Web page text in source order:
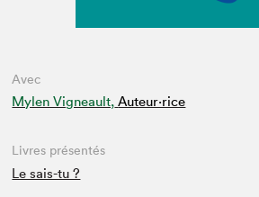
Avec
Mylen Vigneault, Auteur·rice
Livres présentés
Le sais-tu ?